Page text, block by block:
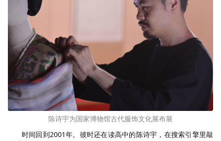
陈诗宇为国家博物馆古代服饰文化展布展
时间回到2001年。彼时还在读高中的陈诗宇，在搜索引擎里敲